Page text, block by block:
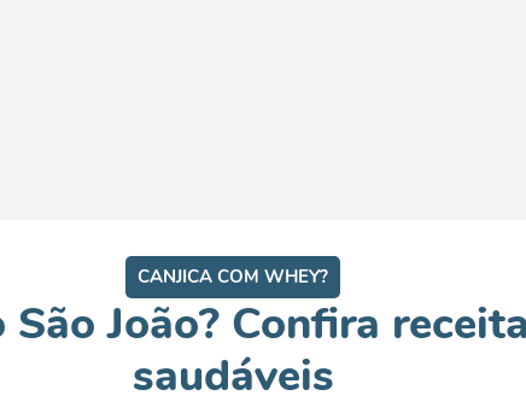
CANJICA COM WHEY?
João? Confira
saudáveis